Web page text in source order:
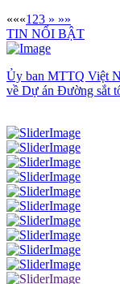
«««1 23 » »»
TIN NỔI BẬT
Ủy ban MTTQ Việt
về Dự án Đường sắt